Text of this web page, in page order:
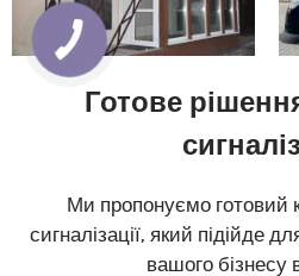
Готове
Ми пропонуємо готовий
сигналізації, який підійде
вашого бізнесу